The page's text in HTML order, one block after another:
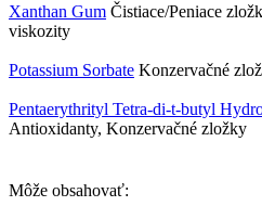
Xanthan Gum Čistiace/Peniace
viskozity
Potassium Sorbate Konzervačné
Pentaerythrityl Tetra-di-t-butyl
Antioxidanty, Konzervačné zložky
Môže obsahovať: